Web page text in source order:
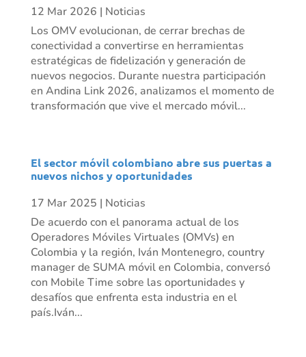
12 Mar 2026 | Noticias
Los OMV evolucionan, de cerrar brechas de
conectividad a convertirse en herramientas
estratégicas de fidelización y generación de
nuevos negocios. Durante nuestra participación
en Andina Link 2026, analizamos el momento de
transformación que vive el mercado móvil...
El sector móvil colombiano abre sus puertas a
nuevos nichos y oportunidades
17 Mar 2025 | Noticias
De acuerdo con el panorama actual de los
Operadores Móviles Virtuales (OMVs) en
Colombia y la región, Iván Montenegro, country
manager de SUMA móvil en Colombia, conversó
con Mobile Time sobre las oportunidades y
desafíos que enfrenta esta industria en el
país.Iván...